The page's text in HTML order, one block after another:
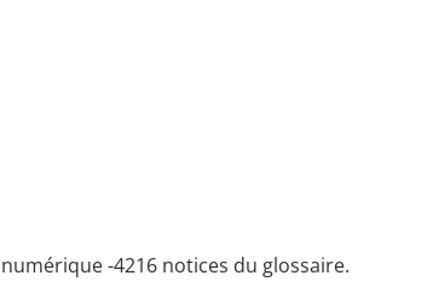
-4216 notices du glossaire.